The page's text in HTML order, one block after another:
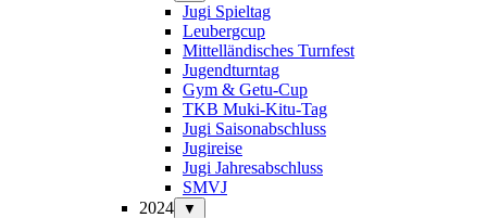
Jugi Spieltag
Leubergcup
Mittelländisches Turnfest
Jugendturntag
Gym & Getu-Cup
TKB Muki-Kitu-Tag
Jugi Saisonabschluss
Jugireise
Jugi Jahresabschluss
SMVJ
2024
▼